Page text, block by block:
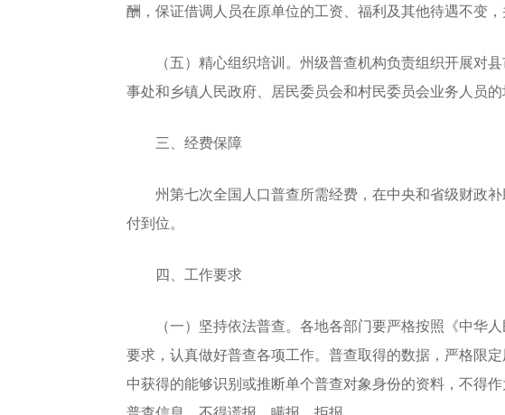
酬，保证借调人员在原单位的工资、福利及其他待遇不变
（五）精心组织培训。州级普查机构负责组织开展对县
事处和乡镇人民政府、居民委员会和村民委员会业务人员
三、经费保障
州第七次全国人口普查所需经费，在中央和省级财政补
付到位。
四、工作要求
（一）坚持依法普查。各地各部门要严格按照《中华人
要求，认真做好普查各项工作。普查取得的数据，严格限
中获得的能够识别或推断单个普查对象身份的资料，不得